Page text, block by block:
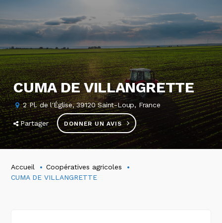
CUMA DE VILLANGRETTE
2 Pl. de l'Église, 39120 Saint-Loup, France
Partager DONNER UN AVIS
Accueil
Coopératives agricoles
CUMA DE VILLANGRETTE